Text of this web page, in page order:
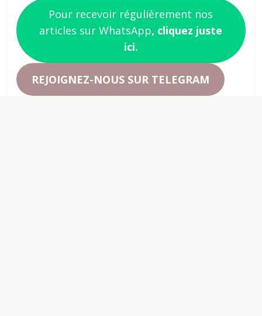
Pour recevoir régulièrement nos
articles sur WhatsApp, cliquez juste
ici.
REJOIGNEZ-NOUS SUR TELEGRAM